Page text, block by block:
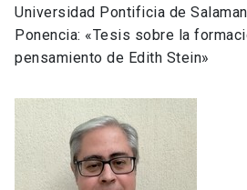
Universidad Pontificia de
Ponencia: «Tesis sobre la
pensamiento de Edith Stein»